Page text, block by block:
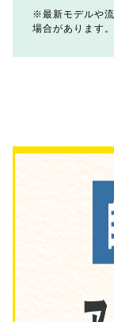
最新モデルや
場合があります。